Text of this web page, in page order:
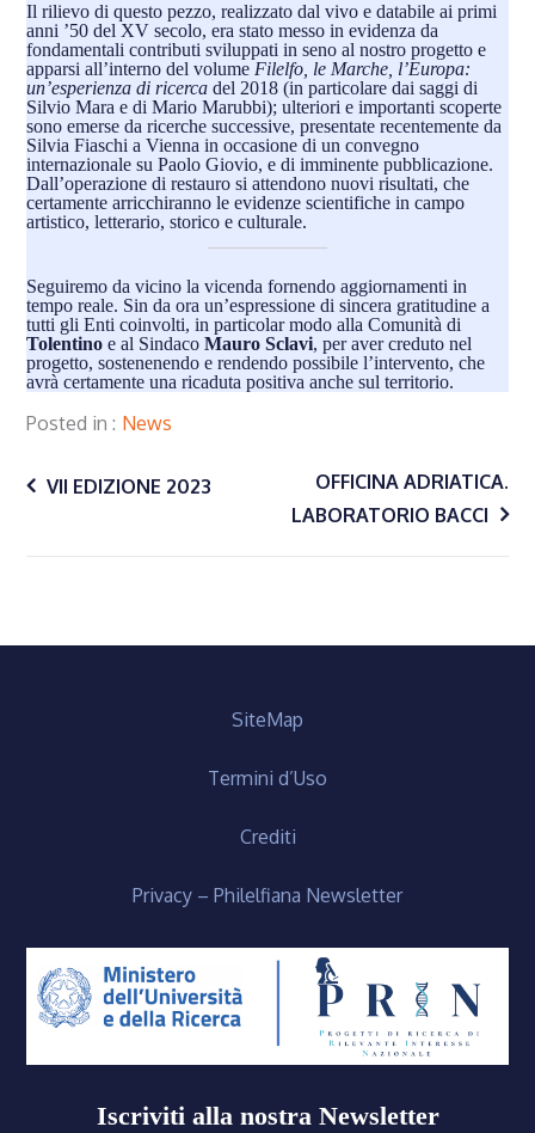
Il rilievo di questo pezzo, realizzato dal vivo e databile ai primi
anni ’50 del XV secolo, era stato messo in evidenza da
fondamentali contributi sviluppati in seno al nostro progetto e
apparsi all’interno del volume Filelfo, le Marche, l’Europa:
un’esperienza di ricercadel 2018 (in particolare dai saggi di
Silvio Mara e di Mario Marubbi); ulteriori e importanti scoperte
sono emerse da ricerche successive, presentate recentemente da
Silvia Fiaschi a Vienna in occasione di unconvegno
internazionale su Paolo Giovio, e di imminente pubblicazione.
Dall’operazione di restauro si attendono nuovi risultati, che
certamente arricchiranno le evidenze scientifiche in campo
artistico, letterario, storico e culturale.
Seguiremo da vicino la vicenda fornendo aggiornamenti in
tempo reale. Sin da ora un’espressione di sincera gratitudine a
tutti gli Enti coinvolti, in particolar modo alla Comunità di
Tolentino e al SindacoMauro Sclavi, per aver creduto nel
progetto, sostenenendo e rendendo possibile l’intervento, che
avrà certamente una ricaduta positiva anche sul territorio.
Posted in News
Navigazione
VII EDIZIONE 2023
OFFICINA ADRIATICA.
LABORATORIO BACCI
SiteMap
Termini d’Uso
Crediti
Privacy – Philelfiana Newsletter
Iscriviti alla nostra Newsletter